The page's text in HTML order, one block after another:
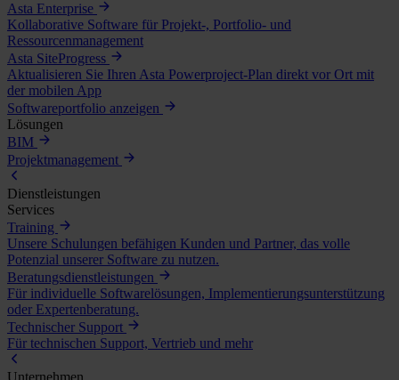
Asta Enterprise
Kollaborative Software für Projekt-, Portfolio- und
Ressourcenmanagement
Asta SiteProgress
Aktualisieren Sie Ihren Asta Powerproject-Plan direkt vor Ort mit
der mobilen App
Softwareportfolio anzeigen
Lösungen
BIM
Projektmanagement
Dienstleistungen
Services
Training
Unsere Schulungen befähigen Kunden und Partner, das volle
Potenzial unserer Software zu nutzen.
Beratungsdienstleistungen
Für individuelle Softwarelösungen, Implementierungsunterstützung
oder Expertenberatung.
Technischer Support
Für technischen Support, Vertrieb und mehr